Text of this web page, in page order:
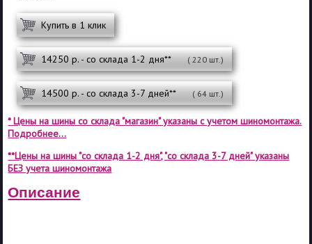
Купить в 1 клик
14250 р. - со склада 1-2 дня** ( 220 шт.)
14500 р. - со склада 3-7 дней** ( 64 шт.)
* Цены на шины со склада "магазин" указаны с учетом шиномонтажа.
Подробнее...
**Цены на шины "со склада 1-2 дня", "со склада 3-7 дней" указаны
БЕЗ учета шиномонтажа
Описание